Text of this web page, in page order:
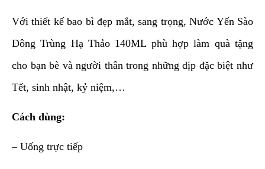
Với thiết kế bao bì đẹp mắt, sang trọng, Nước Yến Sào
Đông Trùng Hạ Thảo 140ML phù hợp làm quà tặng
cho bạn bè và người thân trong những dịp đặc biệt như
Tết, sinh nhật, kỷ niệm,…
Cách dùng:
– Uống trực tiếp